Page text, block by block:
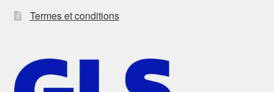
Termes et conditions